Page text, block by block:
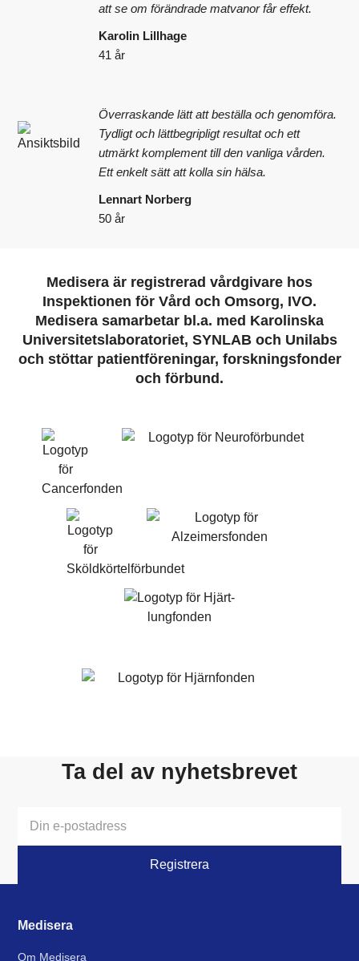
att se om förändrade matvanor får effekt.
Karolin Lillhage
41 år
Överraskande lätt att beställa och genomföra.
Tydligt och lättbegripligt resultat och ett
utmärkt komplement till den vanliga vården.
Ett enkelt sätt att kolla sin hälsa.
Lennart Norberg
50 år
Medisera är registrerad vårdgivare hos
Inspektionen för Vård och Omsorg, IVO.
Medisera samarbetar bl.a. med Karolinska
Universitetslaboratoriet, SYNLAB och Unilabs
och stöttar patientföreningar, forskningsfonder
och förbund.
Ta del av nyhetsbrevet
Medisera
Om Medisera